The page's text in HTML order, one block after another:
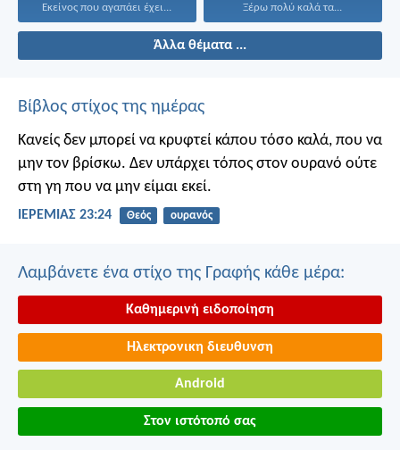
Εκείνος που αγαπάει έχει... Ξέρω πολύ καλά τα...
Άλλα θέματα ...
Βίβλος στίχος της ημέρας
Κανείς δεν μπορεί να κρυφτεί κάπου τόσο καλά, που να
μην τον βρίσκω. Δεν υπάρχει τόπος στον ουρανό ούτε
στη γη που να μην είμαι εκεί.
ΙΕΡΕΜΙΑΣ 23:24 Θεός ουρανός
Λαμβάνετε ένα στίχο της Γραφής κάθε μέρα:
Καθημερινή ειδοποίηση
Ηλεκτρονικη διευθυνση
Android
Στον ιστότοπό σας